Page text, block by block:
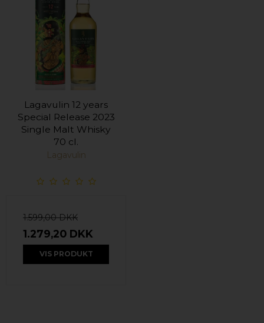
Lagavulin 12 years
Special Release 2023
Single Malt Whisky
70 cl.
Lagavulin
1.599,00 DKK
1.279,20 DKK
VIS PRODUKT